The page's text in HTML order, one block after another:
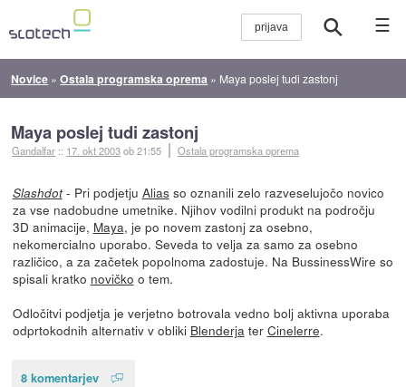
☰
Novice »Ostala programska oprema » Maya poslej tudi zastonj
Maya poslej tudi zastonj
Gandalfar :: 17. okt 2003ob 21:55 Ostala programska oprema
Slashdot- Pri podjetju Aliasso oznanili zelo razveselujočo novico
za vse nadobudne umetnike. Njihov vodilni produkt na področju
3D animacije, Maya, je po novem zastonj za osebno,
nekomercialno uporabo. Seveda to velja za samo za osebno
različico, a za začetek popolnoma zadostuje. Na BussinessWire so
spisali kratko novičko o tem.
Odločitvi podjetja je verjetno botrovala vedno bolj aktivna uporaba
odprtokodnih alternativ v obliki Blenderja ter Cinelerre.
8 komentarjev